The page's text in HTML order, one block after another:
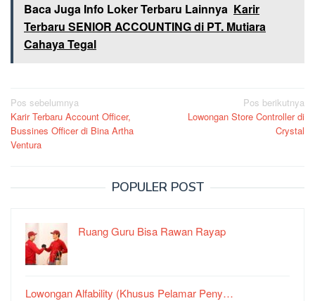
Baca Juga Info Loker Terbaru Lainnya Karir
Terbaru SENIOR ACCOUNTING di PT. Mutiara
Cahaya Tegal
Navigasi
pos
Pos sebelumnya
Karir Terbaru Account Officer,
Bussines Officer di Bina Artha
Ventura
Pos berikutnya
Lowongan Store Controller di
Crystal
POPULER POST
Ruang Guru Bisa Rawan Rayap
Lowongan Alfability (Khusus Pelamar Peny…